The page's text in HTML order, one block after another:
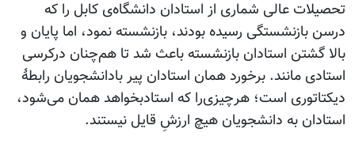
تحصیلات عالی شماری از استادان دانشگاه‌ی کابل را که
درسن بازنشستگی رسیده بودند، بازنشسته نمود، اما پایان و
بالا گشتن استادان بازنشسته باعث شد تا هم‌چنان درکرسی
استادی مانند. برخورد همان استادان پیر بادانشجویان رابطۀ
دیکتاتوری است؛ هرچیزی‌را که استادبخواهد همان می‌شود،
استادان به دانشجویان هیچ ارزشِ قایل نیستند.